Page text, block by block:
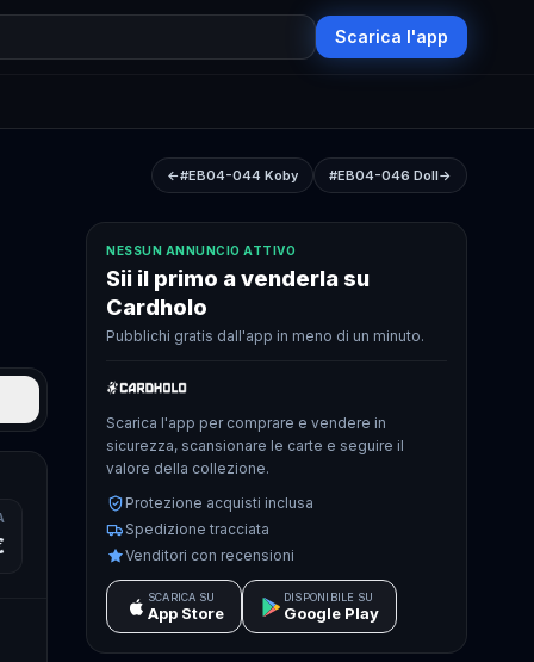
Scarica l'app
←#EB04-044 Koby #EB04-046 Doll→
NESSUN ANNUNCIO ATTIVO
Sii il primo a venderla su
Cardholo
Pubblichi gratis dall'app in meno di un minuto.
Scarica l'app per comprare e vendere in
sicurezza, scansionare le carte e seguire il
valore della collezione.
Protezione acquisti inclusa
Spedizione tracciata
Venditori con recensioni
SCARICA SU
App Store
DISPONIBILE SU
Google Play